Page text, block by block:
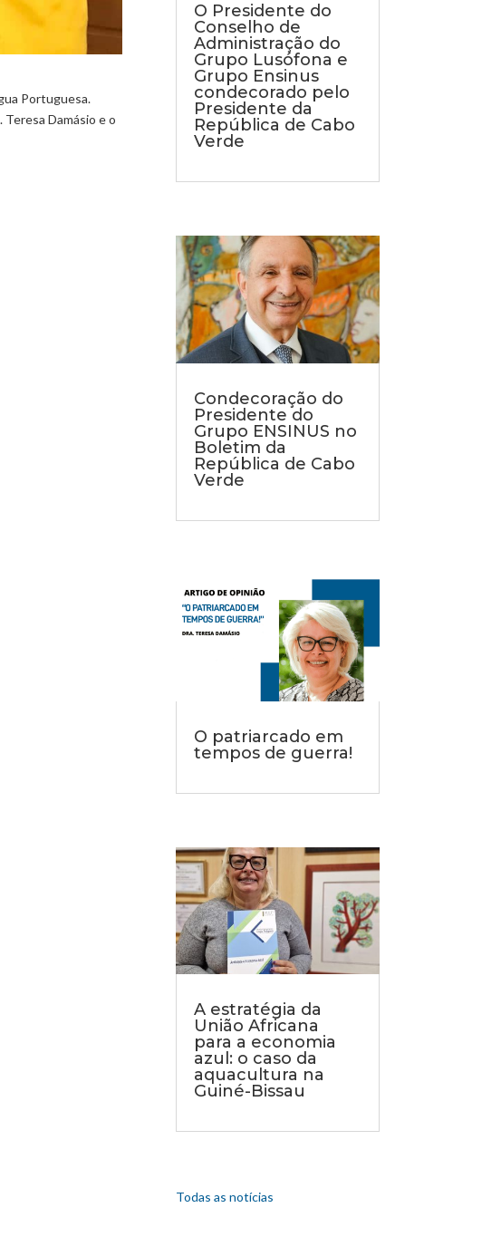
Portuguesa.
Damásio e o
O Presidente do
Conselho de
Administração do
Grupo Lusófona e
Grupo Ensinus
condecorado pelo
Presidente da
República de Cabo
Verde
Condecoração do
Presidente do
Grupo ENSINUS no
Boletim da
República de Cabo
Verde
O patriarcado em
tempos de guerra!
A estratégia da
União Africana
para a economia
azul: o caso da
aquacultura na
Guiné-Bissau
Todas as notícias